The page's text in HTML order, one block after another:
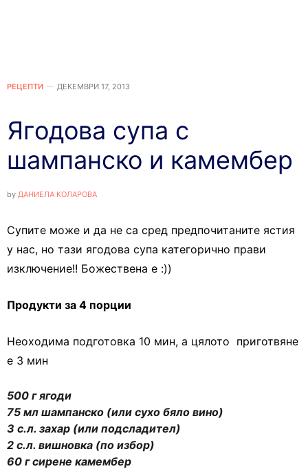
РЕЦЕПТИ ДЕКЕМВРИ 17, 2013
Ягодова супа с
шампанско и камембер
by ДАНИЕЛА КОЛАРОВА
Супите може и да не са сред предпочитаните ястия
у нас, но тази ягодова супа категорично прави
изключение!! Божествена е :))
Продукти за 4 порции
Неоходима подготовка 10 мин, а цялото приготвяне
е 3 мин
500 г ягоди
75 мл шампанско (или сухо бяло вино)
3 с.л. захар (или подсладител)
2 с.л. вишновка (по избор)
60 г сирене камембер